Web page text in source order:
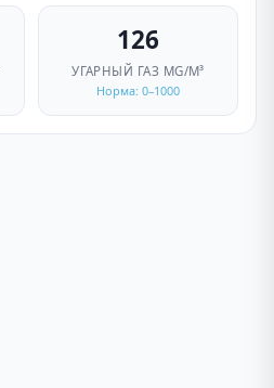
126
УГАРНЫЙ ГАЗ ΜG/M³
Норма: 0–1000